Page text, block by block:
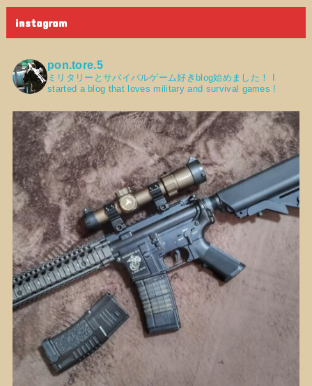
instagram
pon.tore.5
ミリタリーとサバイバルゲーム好きblog始めました！
started a blog that loves military and survival games !